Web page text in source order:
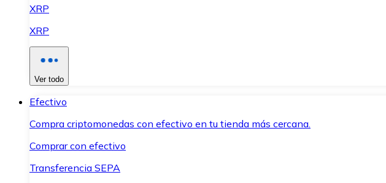
XRP
XRP
Ver todo
Efectivo
Compra criptomonedas con efectivo en tu tienda más cercana.
Comprar con efectivo
Transferencia SEPA